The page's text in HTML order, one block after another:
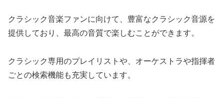
クラシック音楽ファンに向けて、豊富なクラシック音源を
提供しており、最高の音質で楽しむことができます。
クラシック専用のプレイリストや、オーケストラや指揮者
ごとの検索機能も充実しています。